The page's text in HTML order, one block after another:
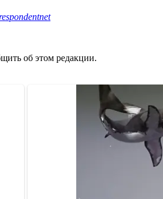
об этом редакции.